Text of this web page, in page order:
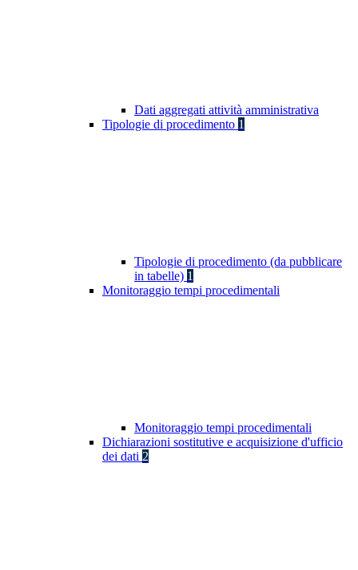
Dati aggregati attività amministrativa
Tipologie di procedimento 1
Tipologie di procedimento (da pubblicare
in tabelle) 1
Monitoraggio tempi procedimentali
Monitoraggio tempi procedimentali
Dichiarazioni sostitutive e acquisizione d'ufficio
dei dati 2